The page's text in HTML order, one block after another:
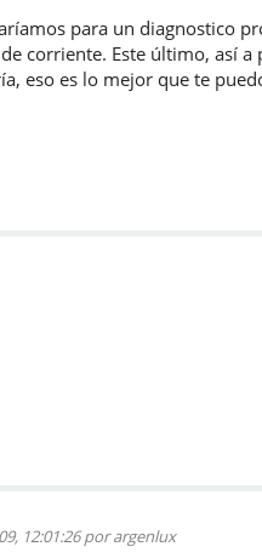
para un diagnostico
corriente. Este último, así
eso es lo mejor que te
12:01:26 por argenlux